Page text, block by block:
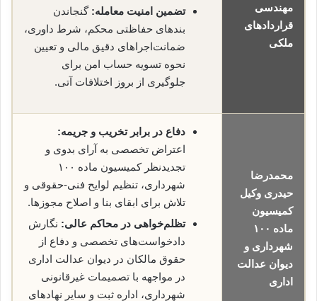
مهندسی
قراردادهای
ملکی
تضمین امنیت معامله: گنجاندن
بندهای حفاظتی محکم، شرط داوری،
ضمانت‌اجراهای دقیق مالی و تعیین
نحوه تسویه حساب امن برای
جلوگیری از بروز اختلافات آتی.
محمدرضا
حیدری وکیل
کمیسیون
ماده ۱۰۰
شهرداری و
دیوان عدالت
اداری
دفاع در برابر تخریب و جریمه:
اعتراض تخصصی به آرای بدوی و
تجدیدنظر کمیسیون ماده ۱۰۰
شهرداری، تنظیم لوایح فنی-حقوقی و
تلاش برای ابقای بنا و اصلاح مجوزها.
تظلم‌خواهی در محاکم عالی: نگارش
دادخواست‌های تخصصی و دفاع از
حقوق مالکان در دیوان عدالت اداری
در مواجهه با تصمیمات غیرقانونی
شهرداری، اداره ثبت و سایر نهادهای